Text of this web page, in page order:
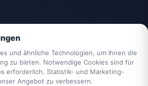
und ähnliche Technologien, um Ihnen die
zu bieten. Notwendige Cookies sind für
erforderlich. Statistik- und Marketing-
Angebot zu verbessern.